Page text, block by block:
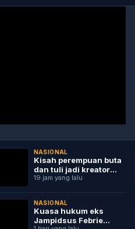
NASIONAL
Kisah perempuan buta
dan tuli jadi kreator
konten media sosial –
19 jam yang lalu
NASIONAL
Kuasa hukum eks
Jampidsus Febrie